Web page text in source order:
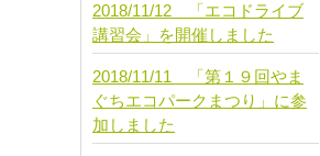
2018/11/12 「エコドライブ
講習会」を開催しました
2018/11/11 「第１９回やま
ぐちエコパークまつり」に参
加しました